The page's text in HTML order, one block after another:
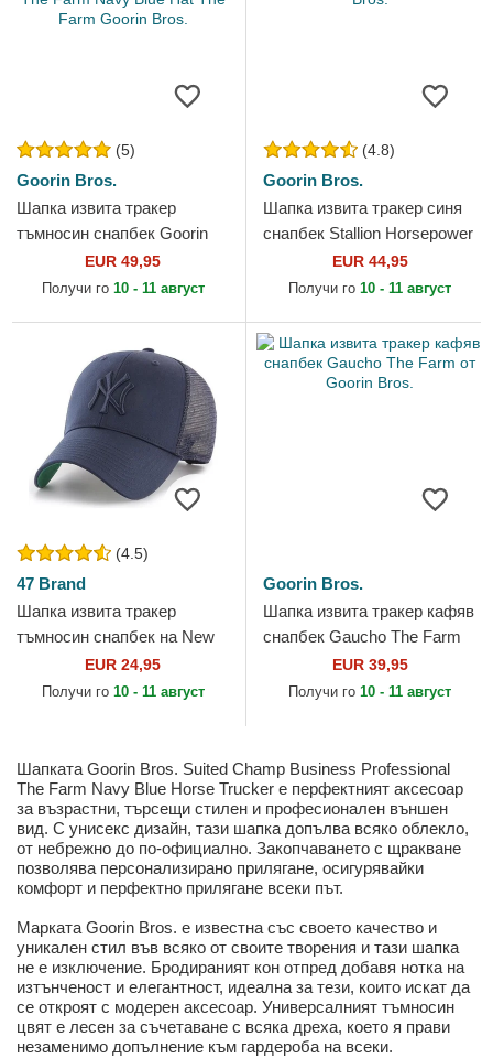
(5)
Goorin Bros.
Шапка извита тракер
тъмносин снапбек Goorin
Bros. Power Full Throttle
Horse Play The Farm Navy...
EUR 49,95
Получи го 10 - 11 август
(4.8)
Goorin Bros.
Шапка извита тракер синя
снапбек Stallion Horsepower
Puff Patent The Farm от
Goorin Bros.
EUR 44,95
Получи го 10 - 11 август
(4.5)
47 Brand
Шапка извита тракер
тъмносин снапбек на New
York Yankees MLB от 47
Brand
EUR 24,95
Получи го 10 - 11 август
Goorin Bros.
Шапка извита тракер кафяв
снапбек Gaucho The Farm
от Goorin Bros.
EUR 39,95
Получи го 10 - 11 август
Шапката Goorin Bros. Suited Champ Business Professional
The Farm Navy Blue Horse Trucker е перфектният аксесоар
за възрастни, търсещи стилен и професионален външен
вид. С унисекс дизайн, тази шапка допълва всяко облекло,
от небрежно до по-официално. Закопчаването с щракване
позволява персонализирано прилягане, осигурявайки
комфорт и перфектно прилягане всеки път.
Марката Goorin Bros. е известна със своето качество и
уникален стил във всяко от своите творения и тази шапка
не е изключение. Бродираният кон отпред добавя нотка на
изтънченост и елегантност, идеална за тези, които искат да
се откроят с модерен аксесоар. Универсалният тъмносин
цвят е лесен за съчетаване с всяка дреха, което я прави
незаменимо допълнение към гардероба на всеки.